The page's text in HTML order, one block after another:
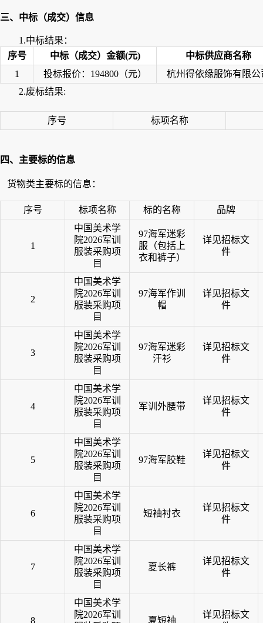
三、中标（成交）信息
1.中标结果：
序号
中标（成交）金额(元)
中标供应商名称
1
投标报价：194800（元）
杭州得依缘服饰有限公
2.废标结果:
序号 标项名称
四、主要标的信息
货物类主要标的信息：
序号 标项名称 标的名称 品牌
1
中国美术学
院2026军训
服装采购项
目
97海军迷彩
服（包括上
衣和裤子）
详见招标文
件
2
中国美术学
院2026军训
服装采购项
目
97海军作训
帽
详见招标文
件
3
中国美术学
院2026军训
服装采购项
目
97海军迷彩
汗衫
详见招标文
件
4
中国美术学
院2026军训
服装采购项
目
军训外腰带
详见招标文
件
5
中国美术学
院2026军训
服装采购项
目
97海军胶鞋
详见招标文
件
6
中国美术学
院2026军训
服装采购项
目
短袖衬衣
详见招标文
件
7
中国美术学
院2026军训
服装采购项
目
夏长裤
详见招标文
件
8
中国美术学
院2026军训
夏短袖
详见招标文